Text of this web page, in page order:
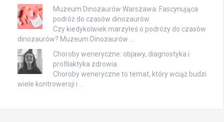
Muzeum Dinozaurów Warszawa: Fascynująca
podróż do czasów dinozaurów.
Czy kiedykolwiek marzyłeś o podróży do czasów
dinozaurów? Muzeum Dinozaurów …
Choroby weneryczne: objawy, diagnostyka i
profilaktyka zdrowia
Choroby weneryczne to temat, który wciąż budzi
wiele kontrowersji i …